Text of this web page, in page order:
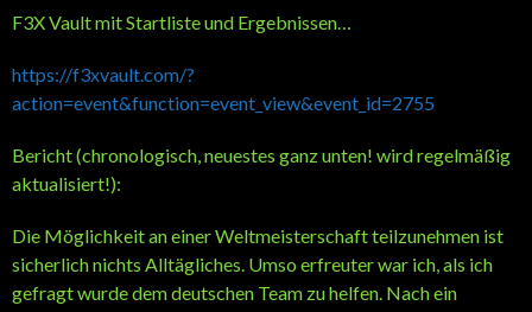
F3X Vault mit Startliste und Ergebnissen…
https://f3xvault.com/?
action=event&function=event_view&event_id=2755
Bericht (chronologisch, neuestes ganz unten! wird regelmäßig
aktualisiert!):
Die Möglichkeit an einer Weltmeisterschaft teilzunehmen ist
sicherlich nichts Alltägliches. Umso erfreuter war ich, als ich
gefragt wurde dem deutschen Team zu helfen. Nach ein